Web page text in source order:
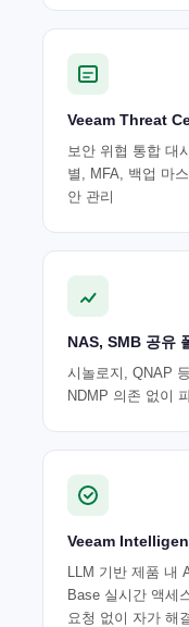
Veeam Threat
보안 위협 통합 대
별, MFA, 백업 마
안 관리
NAS, SMB 공유
시놀로지, QNAP
NDMP 의존 없이
Veeam
LLM 기반 제품 내
Base 실시간 액세
요청 없이 자가 해